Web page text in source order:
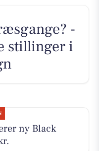
-
stillinger i
ny Black